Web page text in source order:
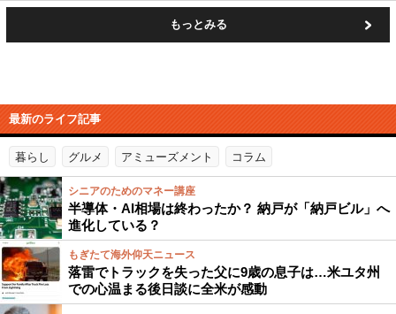
もっとみる
最新のライフ記事
暮らし グルメ アミューズメント コラム
シニアのためのマネー講座
半導体・AI相場は終わったか？ 納戸が「納戸ビル」へ
進化している？
もぎたて海外仰天ニュース
落雷でトラックを失った父に9歳の息子は…米ユタ州
での心温まる後日談に全米が感動